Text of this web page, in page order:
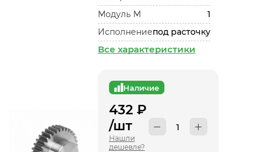
Модуль М
1
Исполнениепод расточку
Все характеристики
Наличие
432₽
/шт
Нашли
дешевле?